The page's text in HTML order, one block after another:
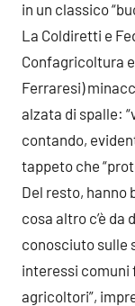
in un classico
La Coldiretti e
Confagricoltura
Ferraresi)
alzata di spalle:
contando,
tappeto che
Del resto, hanno
cosa altro c’è
conosciuto sulle
interessi comuni
agricoltori”,